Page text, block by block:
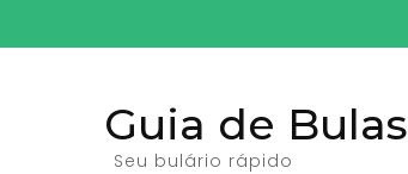
para
Guia de Bulas
Seu bulário rápido